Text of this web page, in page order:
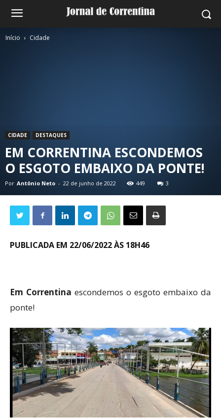
Início Cidade
CIDADE DESTAQUES
EM CORRENTINA ESCONDEMOS
O ESGOTO EMBAIXO DA PONTE!
Por Antônio Neto - 22 de junho de 2022 449 3
PUBLICADA EM 22/06/2022 ÀS 18H46
Em Correntina escondemos o esgoto embaixo da
ponte!